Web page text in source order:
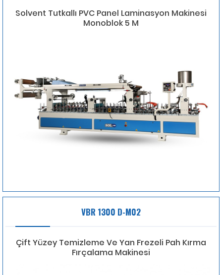
Solvent Tutkallı PVC Panel Laminasyon Makinesi
Monoblok 5 M
VBR 1300 D-M02
Çift Yüzey Temizleme Ve Yan Frezeli Pah Kırma
Fırçalama Makinesi